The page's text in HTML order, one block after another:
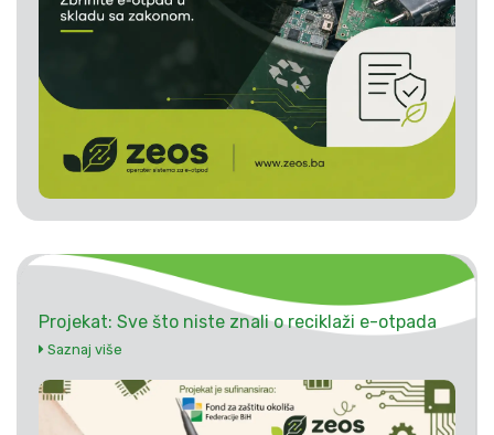
Projekat: Sve što niste znali o reciklaži e-otpada
Saznaj više